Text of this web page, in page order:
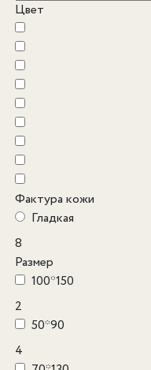
Цвет
Фактура кожи
Гладкая
8
Размер
100*150
2
50*90
4